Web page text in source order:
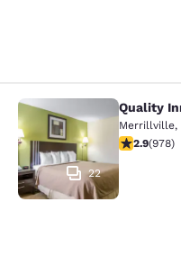
Quality Inn
22
Quality
Merrillville,
2.9(978)